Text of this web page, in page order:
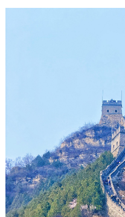
决策公开
中介服务
政民互动
12345网上接诉即办